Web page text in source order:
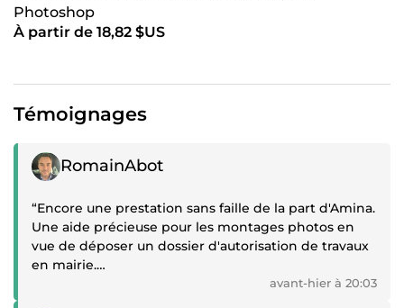
Photoshop
À partir de 18,82 $US
Témoignages
Témoignage positif
RomainAbot
“Encore une prestation sans faille de la part d'Amina.
Une aide précieuse pour les montages photos en
vue de déposer un dossier d'autorisation de travaux
en mairie.
avant-hier à 20:03